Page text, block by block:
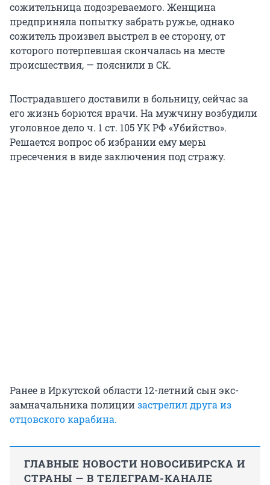
сожительница подозреваемого. Женщина
предприняла попытку забрать ружье, однако
сожитель произвел выстрел в ее сторону, от
которого потерпевшая скончалась на месте
происшествия, — пояснили в СК.
Пострадавшего доставили в больницу, сейчас за
его жизнь борются врачи. На мужчину возбудили
уголовное дело ч. 1 ст. 105 УК РФ «Убийство».
Решается вопрос об избрании ему меры
пресечения в виде заключения под стражу.
Ранее в Иркутской области 12-летний сын экс-
замначальника полициизастрелил друга из
отцовского карабина.
ГЛАВНЫЕ НОВОСТИ НОВОСИБИРСКА И
СТРАНЫ — В ТЕЛЕГРАМ-КАНАЛЕ